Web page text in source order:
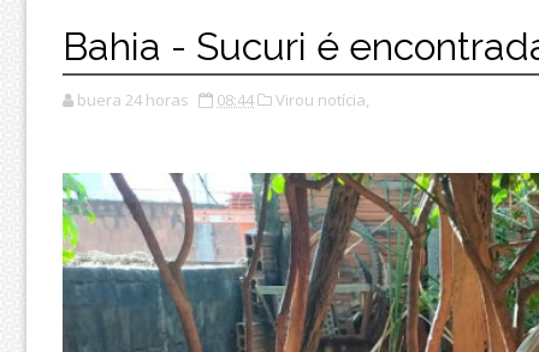
Bahia - Sucuri é
buera 24 horas 08:44 Virou notícia,